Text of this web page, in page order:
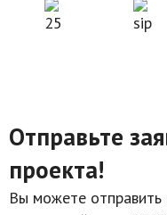
Отправьте
проекта!
Вы можете